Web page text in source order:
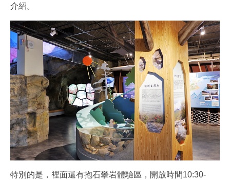
介紹。
特別的是，裡面還有抱石攀岩體驗區，開放時間10:30-